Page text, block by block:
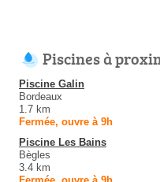
Piscines à
Piscine Galin
Bordeaux
1.7 km
Fermée, ouvre à 9h
Piscine Les Bains
Bègles
3.4 km